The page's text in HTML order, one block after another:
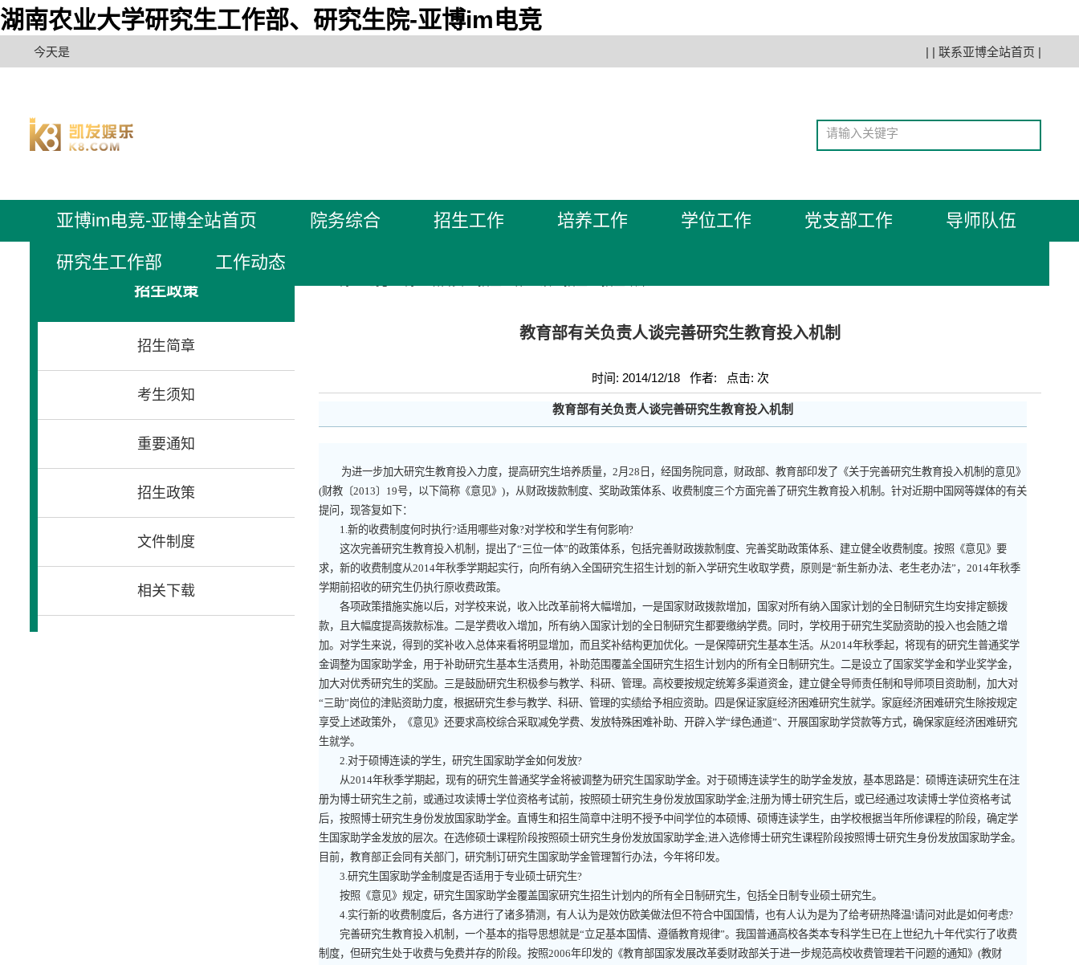
湖南农业大学研究生工作部、研究生院-亚博im电竞
今天是 | | 联系亚博全站首页 |
亚博im电竞-亚博全站首页 院务综合 招生工作 培养工作 学位工作 党支部工作 导师队伍
研究生工作部 工作动态
招生政策
招生简章
考生须知
重要通知
招生政策
文件制度
相关下载
教育部有关负责人谈完善研究生教育投入机制
时间: 2014/12/18 作者: 点击: 次
教育部有关负责人谈完善研究生教育投入机制
为进一步加大研究生教育投入力度，提高研究生培养质量， 2 月 28 日，经国务院同意，财政部、教育部印发了《关于完善研究生教育投入机制的意见》
(财教〔2013〕 19号，以下简称《意见》 )，从财政拨款制度、奖助政策体系、收费制度三个方面完善了研究生教育投入机制。针对近期中国网等媒体的有关
提问，现答复如下：
1. 新的收费制度何时执行?适用哪些对象?对学校和学生有何影响?
这次完善研究生教育投入机制，提出了“三位一体”的政策体系，包括完善财政拨款制度、完善奖助政策体系、建立健全收费制度。按照《意见》要
求，新的收费制度从2014年秋季学期起实行，向所有纳入全国研究生招生计划的新入学研究生收取学费，原则是“新生新办法、老生老办法”， 2014年秋季
学期前招收的研究生仍执行原收费政策。
各项政策措施实施以后，对学校来说，收入比改革前将大幅增加，一是国家财政拨款增加，国家对所有纳入国家计划的全日制研究生均安排定额拨
款，且大幅度提高拨款标准。二是学费收入增加，所有纳入国家计划的全日制研究生都要缴纳学费。同时，学校用于研究生奖励资助的投入也会随之增
加。对学生来说，得到的奖补收入总体来看将明显增加，而且奖补结构更加优化。一是保障研究生基本生活。从2014年秋季起，将现有的研究生普通奖学
金调整为国家助学金，用于补助研究生基本生活费用，补助范围覆盖全国研究生招生计划内的所有全日制研究生。二是设立了国家奖学金和学业奖学金，
加大对优秀研究生的奖励。三是鼓励研究生积极参与教学、科研、管理。高校要按规定统筹多渠道资金，建立健全导师责任制和导师项目资助制，加大对
“三助”岗位的津贴资助力度，根据研究生参与教学、科研、管理的实绩给予相应资助。四是保证家庭经济困难研究生就学。家庭经济困难研究生除按规定
享受上述政策外，《意见》还要求高校综合采取减免学费、发放特殊困难补助、开辟入学“绿色通道”、开展国家助学贷款等方式，确保家庭经济困难研究
生就学。
2. 对于硕博连读的学生，研究生国家助学金如何发放?
从2014年秋季学期起，现有的研究生普通奖学金将被调整为研究生国家助学金。对于硕博连读学生的助学金发放，基本思路是：硕博连读研究生在注
册为博士研究生之前，或通过攻读博士学位资格考试前，按照硕士研究生身份发放国家助学金;注册为博士研究生后，或已经通过攻读博士学位资格考试
后，按照博士研究生身份发放国家助学金。直博生和招生简章中注明不授予中间学位的本硕博、硕博连读学生，由学校根据当年所修课程的阶段，确定学
生国家助学金发放的层次。在选修硕士课程阶段按照硕士研究生身份发放国家助学金;进入选修博士研究生课程阶段按照博士研究生身份发放国家助学金。
目前，教育部正会同有关部门，研究制订研究生国家助学金管理暂行办法，今年将印发。
3. 研究生国家助学金制度是否适用于专业硕士研究生?
按照《意见》规定，研究生国家助学金覆盖国家研究生招生计划内的所有全日制研究生，包括全日制专业硕士研究生。
4. 实行新的收费制度后，各方进行了诸多猜测，有人认为是效仿欧美做法但不符合中国国情，也有人认为是为了给考研热降温!请问对此是如何考虑?
完善研究生教育投入机制，一个基本的指导思想就是“立足基本国情、遵循教育规律”。我国普通高校各类本专科学生已在上世纪九十年代实行了收费
制度，但研究生处于收费与免费并存的阶段。按照2006年印发的《教育部国家发展改革委财政部关于进一步规范高校收费管理若干问题的通知》 (教财